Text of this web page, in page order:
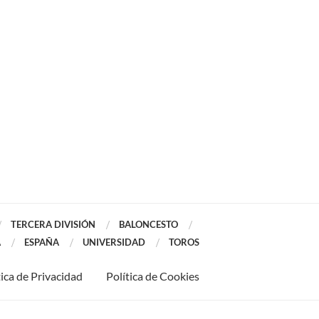
TERCERA DIVISIÓN
BALONCESTO
ESPAÑA UNIVERSIDAD TOROS
de Privacidad Política de Cookies